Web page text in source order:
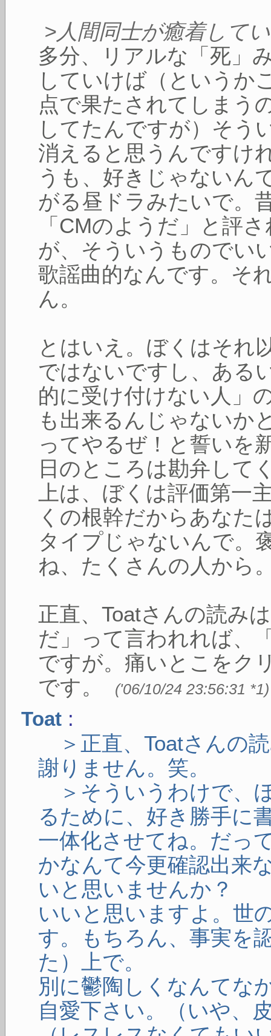
>人間同士が癒着して
多分、リアルな「死」
していけば（というか
点で果たされてしまう
してたんですが）そう
消えると思うんですけ
うも、好きじゃないん
がる昼ドラみたいで。
「CMのようだ」と評
が、そういうものでい
歌謡曲的なんです。そ
ん。
とはいえ。ぼくはそれ
ではないですし、ある
的に受け付けない人」
も出来るんじゃないか
ってやるぜ！と誓いを
日のところは勘弁して
上は、ぼくは評価第一
くの根幹だからあなた
タイプじゃないんで。
ね、たくさんの人から
正直、Toatさんの読み
だ」って言われれば、
ですが。痛いとこをク
です。
('06/10/24 23:56:31 *1)
Toat :
＞正直、Toatさんの
謝りません。笑。
＞そういうわけで、
るために、好き勝手に
一体化させてね。だっ
かなんて今更確認出来
いと思いませんか？
いいと思いますよ。世
す。もちろん、事実を
た）上で。
別に鬱陶しくなんてな
自愛下さい。（いや、